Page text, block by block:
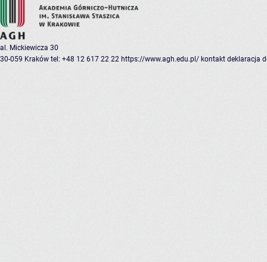
al. Mickiewicza 30
30-059 Kraków tel: +48 12 617 22 22 https://www.agh.edu.pl/ kontakt deklaracja